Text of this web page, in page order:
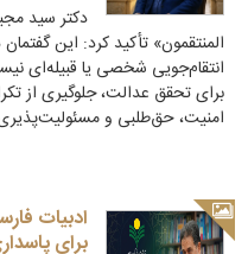
دکتر سید
المنتقمون» تأکید کرد: این
انتقام‌جویی شخصی یا قبیله‌ای
برای تحقق عدالت، جلوگیری از
امنیت، حق‌طلبی و
ادبیات
برای